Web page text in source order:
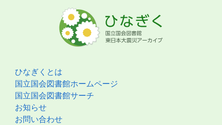
ひなぎくとは
国立国会図書館ホームページ
国立国会図書館サーチ
お知らせ
お問い合わせ